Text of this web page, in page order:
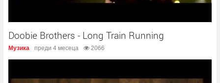
Doobie Brothers - Long Train Running
Музика преди 4 месеца 2066